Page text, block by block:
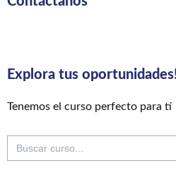
Explora tus
Tenemos el curso perfecto para tí
Buscar: